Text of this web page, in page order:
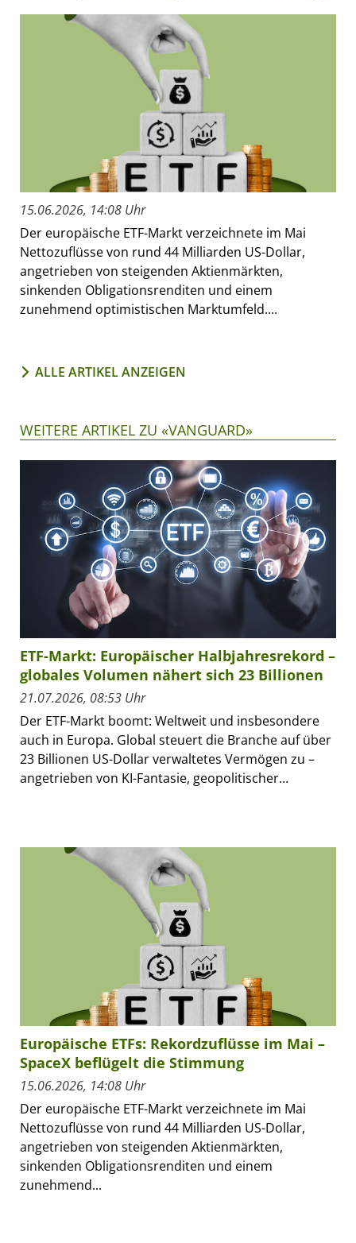
15.06.2026, 14:08 Uhr
Der europäische ETF-Markt verzeichnete im Mai
Nettozuflüsse von rund 44 Milliarden US-Dollar,
angetrieben von steigenden Aktienmärkten,
sinkenden Obligationsrenditen und einem
zunehmend optimistischen Marktumfeld....
ALLE ARTIKEL ANZEIGEN
WEITERE ARTIKEL ZU «VANGUARD»
ETF-Markt: Europäischer Halbjahresrekord –
globales Volumen nähert sich 23 Billionen
21.07.2026, 08:53 Uhr
Der ETF-Markt boomt: Weltweit und insbesondere
auch in Europa. Global steuert die Branche auf über
23 Billionen US-Dollar verwaltetes Vermögen zu –
angetrieben von KI-Fantasie, geopolitischer...
Europäische ETFs: Rekordzuflüsse im Mai –
SpaceX beflügelt die Stimmung
15.06.2026, 14:08 Uhr
Der europäische ETF-Markt verzeichnete im Mai
Nettozuflüsse von rund 44 Milliarden US-Dollar,
angetrieben von steigenden Aktienmärkten,
sinkenden Obligationsrenditen und einem
zunehmend...